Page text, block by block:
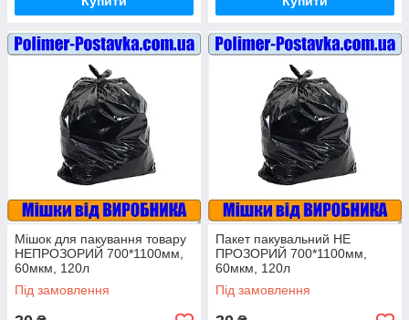
Мішок для пакування товару
НЕПРОЗОРИЙ 700*1100мм,
60мкм, 120л
Під замовлення
Пакет пакувальний НЕ
ПРОЗОРИЙ 700*1100мм,
60мкм, 120л
Під замовлення